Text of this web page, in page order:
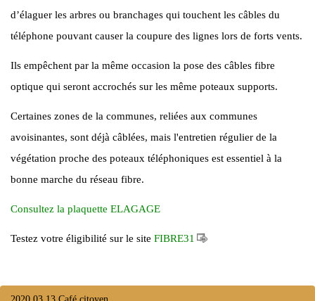
d’élaguer les arbres ou branchages qui touchent les câbles du
téléphone pouvant causer la coupure des lignes lors de forts vents.
Ils empêchent par la même occasion la pose des câbles fibre
optique qui seront accrochés sur les même poteaux supports.
Certaines zones de la communes, reliées aux communes
avoisinantes, sont déjà câblées, mais l'entretien régulier de la
végétation proche des poteaux téléphoniques est essentiel à la
bonne marche du réseau fibre.
Consultez la plaquette ELAGAGE
Testez votre éligibilité sur le site FIBRE31